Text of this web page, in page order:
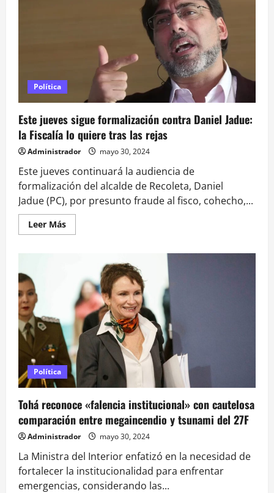
Política
Este jueves sigue formalización contra Daniel Jadue:
la Fiscalía lo quiere tras las rejas
Administrador mayo 30, 2024
Este jueves continuará la audiencia de
formalización del alcalde de Recoleta, Daniel
Jadue (PC), por presunto fraude al fisco, cohecho,...
Leer MásLeer
más
formalización
contra
Daniel
Jadue:
Fiscalía
quiere
tras
las
rejas
Política
Tohá reconoce «falencia institucional» con cautelosa
comparación entre megaincendio y tsunami del 27F
Administrador mayo 30, 2024
La Ministra del Interior enfatizó en la necesidad de
fortalecer la institucionalidad para enfrentar
emergencias, considerando las...